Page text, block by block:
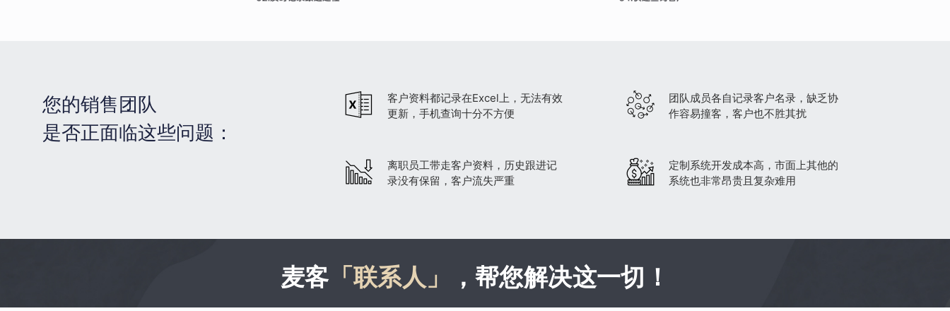
您的销售团队
是否正面临这些问题：
客户资料都记录在Excel上，无法有效
更新，手机查询十分不方便
团队成员各自记录客户名录，缺乏协
作容易撞客，客户也不胜其扰
离职员工带走客户资料，历史跟进记
录没有保留，客户流失严重
定制系统开发成本高，市面上其他的
系统也非常昂贵且复杂难用
麦客 「联系人」 ，帮您解决这一切！